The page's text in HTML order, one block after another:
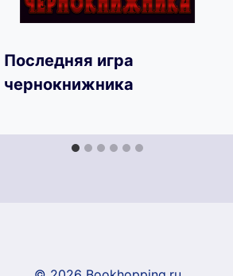
Последняя игра
чернокнижника